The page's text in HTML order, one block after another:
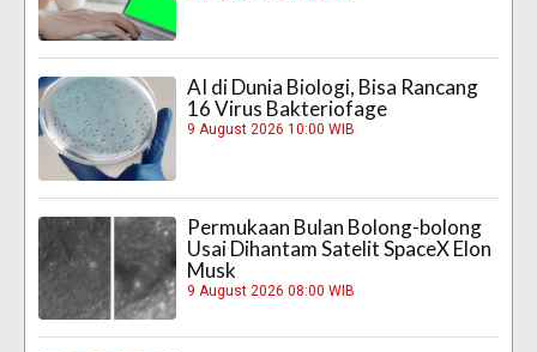
AI di Dunia Biologi, Bisa Rancang
16 Virus Bakteriofage
9 August 2026 10:00 WIB
Permukaan Bulan Bolong-bolong
Usai Dihantam Satelit SpaceX Elon
Musk
9 August 2026 08:00 WIB